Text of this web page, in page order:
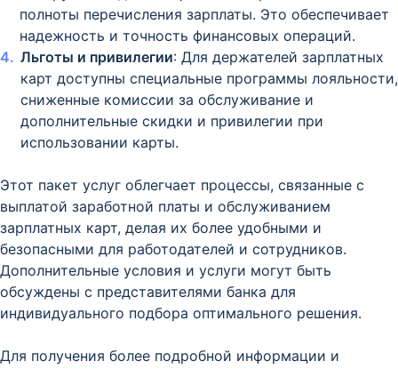
полноты перечисления зарплаты. Это обеспечивает
надежность и точность финансовых операций.
Льготы и привилегии: Для держателей зарплатных
карт доступны специальные программы лояльности,
сниженные комиссии за обслуживание и
дополнительные скидки и привилегии при
использовании карты.
Этот пакет услуг облегчает процессы, связанные с
выплатой заработной платы и обслуживанием
зарплатных карт, делая их более удобными и
безопасными для работодателей и сотрудников.
Дополнительные условия и услуги могут быть
обсуждены с представителями банка для
индивидуального подбора оптимального решения.
Для получения более подробной информации и